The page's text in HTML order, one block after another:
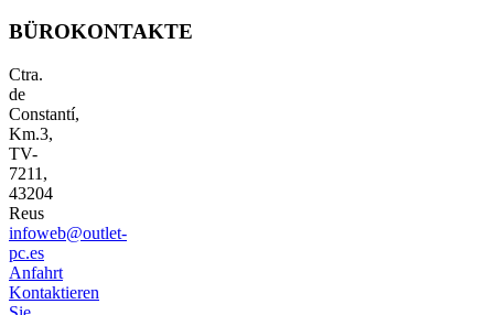
BÜROKONTAKTE
Ctra.
de
Constantí,
Km.3,
TV-
7211,
43204
Reus
infoweb@outlet-
pc.es
Anfahrt
Kontaktieren